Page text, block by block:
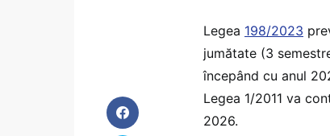
Legea 198/2023
jumătate (3
începând cu anul
Legea 1/2011 va
2026.